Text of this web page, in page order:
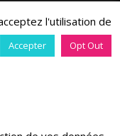
l'utilisation de
Accepter
Opt Out